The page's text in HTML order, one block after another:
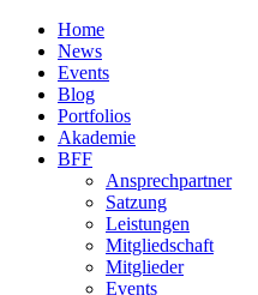
Home
News
Events
Blog
Portfolios
Akademie
BFF
Ansprechpartner
Satzung
Leistungen
Mitgliedschaft
Mitglieder
Events